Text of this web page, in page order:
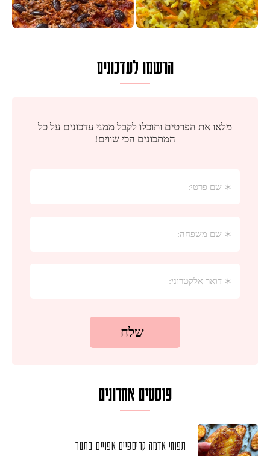
הרשמו לעדכונים
פוסטים אחרונים
תפוחי אדמה קריספיים אפויים בתנור